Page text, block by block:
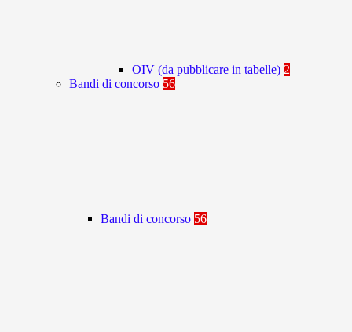
OIV (da pubblicare in tabelle) 2
Bandi di concorso 56
Bandi di concorso 56